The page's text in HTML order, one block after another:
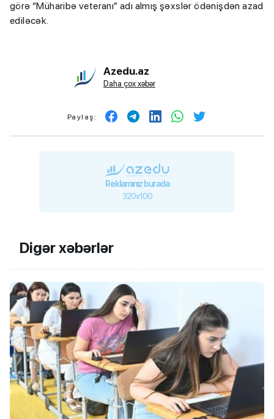
görə “Müharibə veteranı” adı almış şəxslər ödənişdən azad
ediləcək.
Azedu.az
Daha çox xəbər
Paylaş:
Reklamınız burada
320x100
Digər xəbərlər